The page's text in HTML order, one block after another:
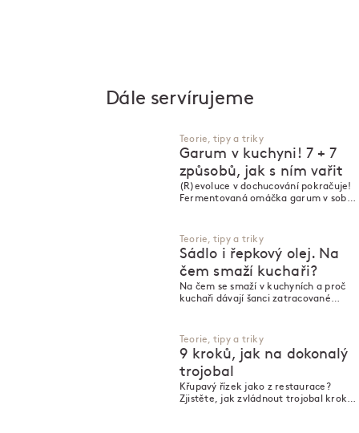
Dále servírujeme
Teorie, tipy a triky
Garum v kuchyni! 7 + 7
způsobů, jak s ním vařit
(R)evoluce v dochucování pokračuje!
Fermentovaná omáčka garum v sobě
jakých?
Teorie, tipy a triky
Sádlo i řepkový olej. Na
čem smaží kuchaři?
Na čem se smaží v kuchyních a proč
kuchaři dávají šanci zatracované
Teorie, tipy a triky
9 kroků, jak na dokonalý
trojobal
Křupavý řízek jako z restaurace?
Zjistěte, jak zvládnout trojobal krok